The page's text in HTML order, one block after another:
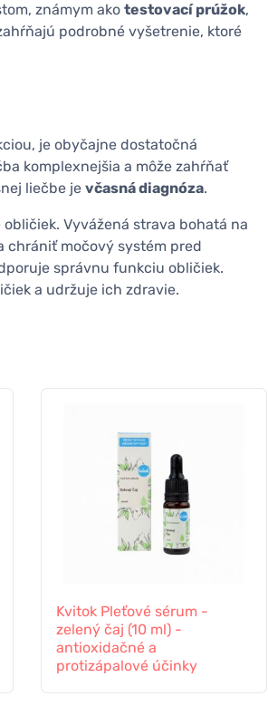
známym ako testovací prúžok,
podrobné vyšetrenie, ktoré
je obyčajne dostatočná
komplexnejšia a môže zahŕňať
liečbe je včasná diagnóza.
Vyvážená strava bohatá na
chrániť močový systém pred
správnu funkciu obličiek.
a udržuje ich zdravie.
Kvitok Pleťové sérum -
zelený čaj (10 ml) -
antioxidačné a
protizápalové účinky